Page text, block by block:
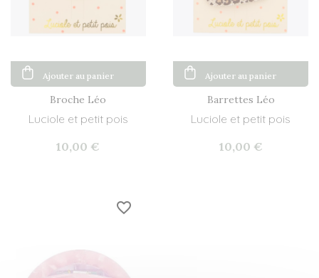
Broche Léo
Luciole et petit pois
10,00 €
Ajouter au panier
Barrettes Léo
Luciole et petit pois
10,00 €
Ajouter au panier
favorite_border